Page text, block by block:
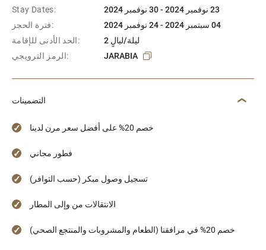
Stay Dates:
23 نوفمبر 2024 - 30 نوفمبر 2024
فترة الحجز:
04 سبتمبر 2024 - 24 نوفمبر 2024
الحد الأدنى للإقامة:
2 ليلة/ليالٍ
الرمز الترويجي:
JARABIA
التضمينات
خصم 20% على أفضل سعر مرن لدينا
تسجيل وصول مبكر (حسب التوافر)
الانتقالات من وإلى المطار
خصم 20% في مرافقنا (الطعام والمشروبات والمنتجع الصحي)